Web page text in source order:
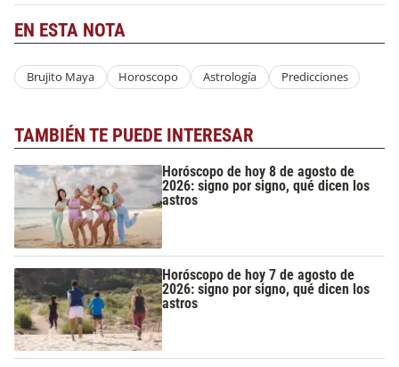
EN ESTA NOTA
Brujito Maya Horoscopo Astrología Predicciones
TAMBIÉN TE PUEDE INTERESAR
Horóscopo de hoy 8 de agosto de
2026: signo por signo, qué dicen los
astros
Horóscopo de hoy 7 de agosto de
2026: signo por signo, qué dicen los
astros